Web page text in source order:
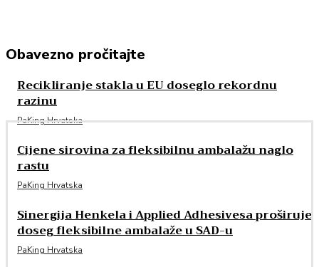
Obavezno pročitajte
Recikliranje stakla u EU doseglo rekordnu
razinu
PaKing Hrvatska
Cijene sirovina za fleksibilnu ambalažu naglo
rastu
PaKing Hrvatska
Sinergija Henkela i Applied Adhesivesa proširuje
doseg fleksibilne ambalaže u SAD-u
PaKing Hrvatska